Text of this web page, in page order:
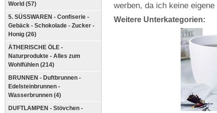
World (57)
5. SÜSSWAREN - Confiserie -
Gebäck - Schokolade - Zucker -
Honig (26)
ÄTHERISCHE ÖLE -
Naturprodukte - Alles zum
Wohlfühlen (214)
BRUNNEN - Duftbrunnen -
Edelsteinbrunnen -
Wasserbrunnen (4)
DUFTLAMPEN - Stövchen -
werben, daich keine eigene
Weitere Unterkategorien: